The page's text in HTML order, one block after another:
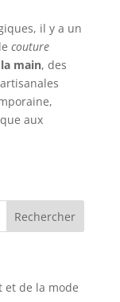
il y a un
couture
main, des
aux
et de la mode